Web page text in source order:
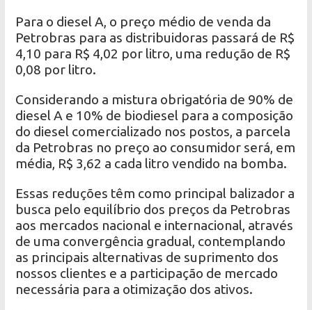
Para o diesel A, o preço médio de venda da
Petrobras para as distribuidoras passará de R$
4,10 para R$ 4,02 por litro, uma redução de R$
0,08 por litro.
Considerando a mistura obrigatória de 90% de
diesel A e 10% de biodiesel para a composição
do diesel comercializado nos postos, a parcela
da Petrobras no preço ao consumidor será, em
média, R$ 3,62 a cada litro vendido na bomba.
Essas reduções têm como principal balizador a
busca pelo equilíbrio dos preços da Petrobras
aos mercados nacional e internacional, através
de uma convergência gradual, contemplando
as principais alternativas de suprimento dos
nossos clientes e a participação de mercado
necessária para a otimização dos ativos.